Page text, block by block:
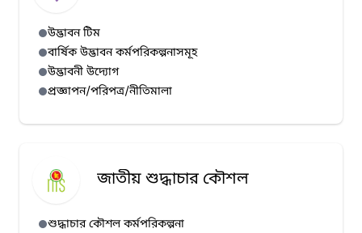
উদ্ভাবন টিম
বার্ষিক উদ্ভাবন কর্মপরিকল্পনাসমূহ
উদ্ভাবনী উদ্যোগ
প্রজ্ঞাপন/পরিপত্র/নীতিমালা
জাতীয় শুদ্ধাচার কৌশল
শুদ্ধাচার কৌশল কর্মপরিকল্পনা